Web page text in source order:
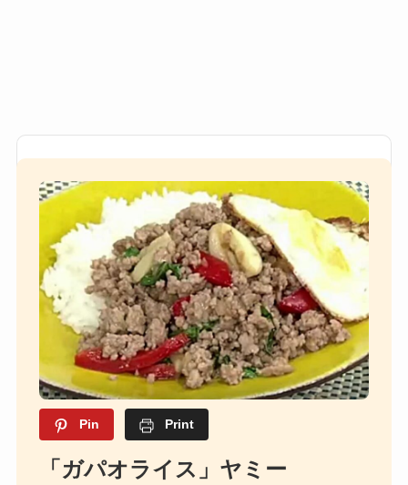
Pin Print
「ガパオライス」ヤミー